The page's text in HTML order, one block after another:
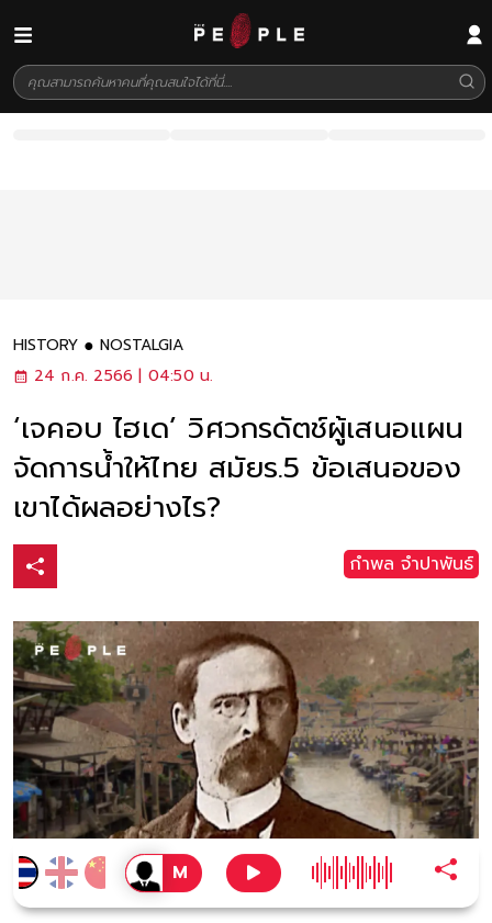
HISTORY
NOSTALGIA
24 ก.ค. 2566 | 04:50 น.
‘เจคอบ ไฮเด’ วิศวกรดัตช์ผู้เสนอแผน
จัดการน้ำให้ไทย สมัยร.5 ข้อเสนอของ
เขาได้ผลอย่างไร?
กำพล จำปาพันธ์